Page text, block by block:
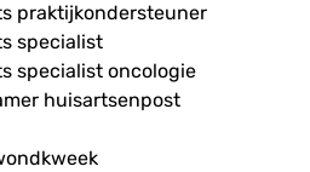
praktijkondersteuner
specialist
specialist oncologie
huisartsenpost